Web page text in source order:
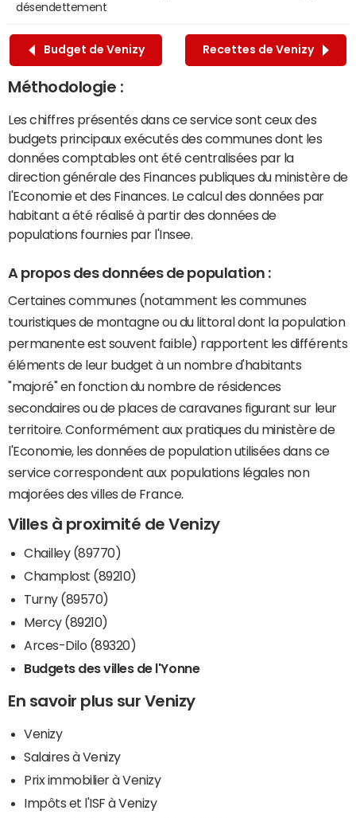
désendettement
Budget de Venizy Recettes de Venizy
Méthodologie :
Les chiffres présentés dans ce service sont ceux des
budgets principaux exécutés des communes dont les
données comptables ont été centralisées par la
direction générale des Finances publiques du ministère de
l'Economie et des Finances. Le calcul des données par
habitant a été réalisé à partir des données de
populations fournies par l'Insee.
A propos des données de population :
Certaines communes (notamment les communes
touristiques de montagne ou du littoral dont la population
permanente est souvent faible) rapportent les différents
éléments de leur budget à un nombre d'habitants
"majoré" en fonction du nombre de résidences
secondaires ou de places de caravanes figurant sur leur
territoire. Conformément aux pratiques du ministère de
l'Economie, les données de population utilisées dans ce
service correspondent aux populations légales non
majorées des villes de France.
Villes à proximité de Venizy
Chailley (89770)
Champlost (89210)
Turny (89570)
Mercy (89210)
Arces-Dilo (89320)
Budgets des villes de l'Yonne
En savoir plus sur Venizy
Venizy
Salaires à Venizy
Prix immobilier à Venizy
Impôts et l'ISF à Venizy